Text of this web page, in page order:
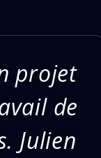
projet
de
Julien